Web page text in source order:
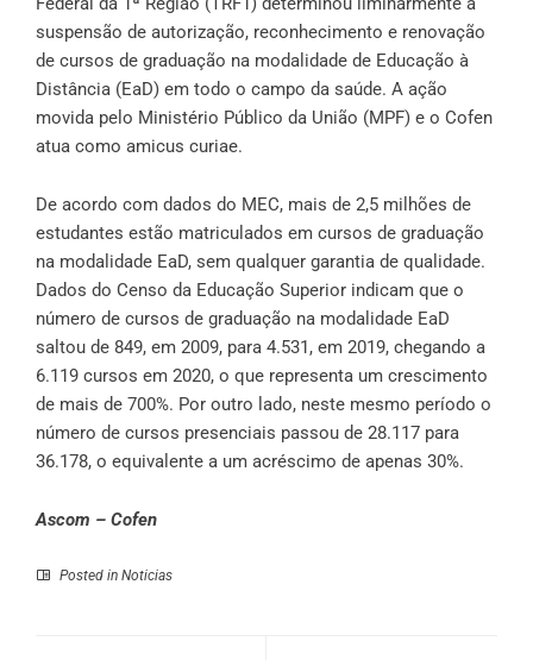
suspensão de autorização, reconhecimento e renovação
de cursos de graduação na modalidade de Educação à
Distância (EaD) em todo o campo da saúde. A ação
movida pelo Ministério Público da União (MPF) e o Cofen
atua como amicus curiae.
De acordo com dados do MEC, mais de 2,5 milhões de
estudantes estão matriculados em cursos de graduação
na modalidade EaD, sem qualquer garantia de qualidade.
Dados do Censo da Educação Superior indicam que o
número de cursos de graduação na modalidade EaD
saltou de 849, em 2009, para 4.531, em 2019, chegando a
6.119 cursos em 2020, o que representa um crescimento
de mais de 700%. Por outro lado, neste mesmo período o
número de cursos presenciais passou de 28.117 para
36.178, o equivalente a um acréscimo de apenas 30%.
Ascom – Cofen
Posted in Noticias